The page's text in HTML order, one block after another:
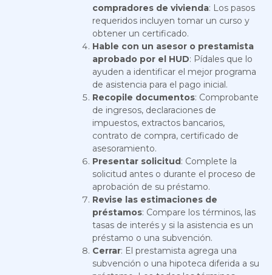
compradores de vivienda: Los pasos
requeridos incluyen tomar un curso y
obtener un certificado.
Hable con un asesor o prestamista
aprobado por el HUD: Pídales que lo
ayuden a identificar el mejor programa
de asistencia para el pago inicial.
Recopile documentos: Comprobante
de ingresos, declaraciones de
impuestos, extractos bancarios,
contrato de compra, certificado de
asesoramiento.
Presentar solicitud: Complete la
solicitud antes o durante el proceso de
aprobación de su préstamo.
Revise las estimaciones de
préstamos: Compare los términos, las
tasas de interés y si la asistencia es un
préstamo o una subvención.
Cerrar: El prestamista agrega una
subvención o una hipoteca diferida a su